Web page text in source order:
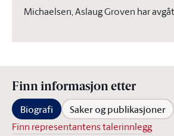
Michaelsen, Aslaug Groven har
Finn informasjon etter
Biografi Saker og publikasjoner
Finn representantens talerinnlegg